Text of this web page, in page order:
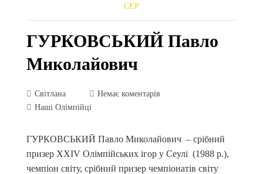
СЕР
ГУРКОВСЬКИЙ Павло
Миколайович
Світлана
Немає коментарів
Наші Олімпійці
ГУРКОВСЬКИЙ Павло Миколайович – срібний
призер ХХІV Олімпійських ігор у Сеулі (1988 р.),
чемпіон світу, срібний призер чемпіонатів світу